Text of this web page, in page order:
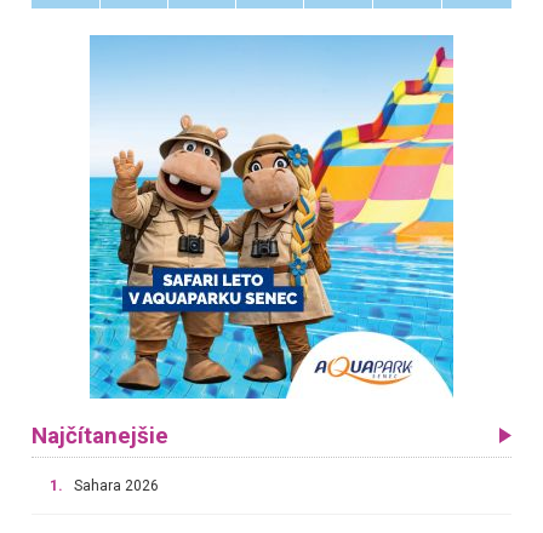
Najčítanejšie
1. Sahara 2026